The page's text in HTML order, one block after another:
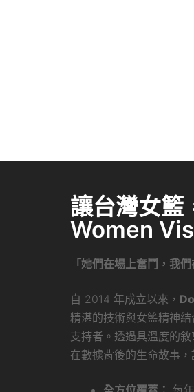
讓台灣女籃
Women
「她們在場上奮鬥，我
自 2014 年成立以來，
精湛的技術與女籃精神
支持者。透過具溫度的
在數據背後的生命故事